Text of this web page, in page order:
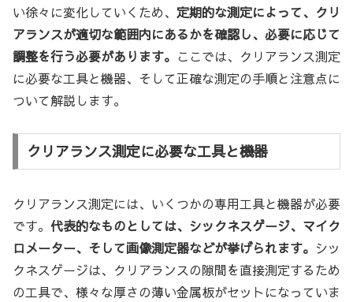
い徐々に変化していくため、 定期的な測定によって、クリ
アランスが適切な範囲内にあるかを確認し、必要に応じて
調整を行う必要があります。 ここでは、クリアランス測定
に必要な工具と機器、そして正確な測定の手順と注意点に
ついて解説します。
クリアランス測定に必要な工具と機器
クリアランス測定には、いくつかの専用工具と機器が必要
です。 代表的なものとしては、シックネスゲージ、マイク
ロメーター、そして画像測定器などが挙げられます。 シッ
クネスゲージは、クリアランスの隙間を直接測定するため
の工具で、様々な厚さの薄い金属板がセットになっていま